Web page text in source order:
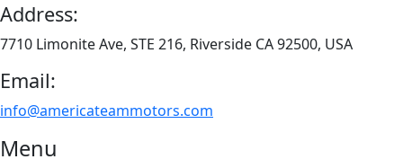
Address:
7710 Limonite Ave, STE 216, Riverside CA 92500, USA
Email:
info@americateammotors.com
Menu